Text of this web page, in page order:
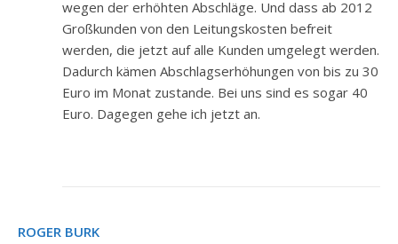
wegen der erhöhten Abschläge. Und dass ab 2012
Großkunden von den Leitungskosten befreit
werden, die jetzt auf alle Kunden umgelegt werden.
Dadurch kämen Abschlagserhöhungen von bis zu 30
Euro im Monat zustande. Bei uns sind es sogar 40
Euro. Dagegen gehe ich jetzt an.
ROGER BURK